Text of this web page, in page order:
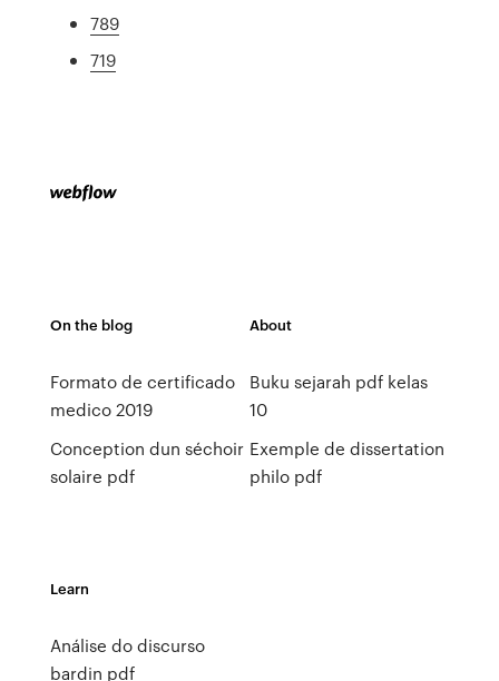
789
719
On the blog
Formato de certificado
medico 2019
Conception dun séchoir
solaire pdf
About
Buku sejarah pdf kelas
10
Exemple de dissertation
philo pdf
Learn
Análise do discurso
bardin pdf